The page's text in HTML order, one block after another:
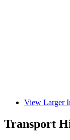
View Larger
Transport